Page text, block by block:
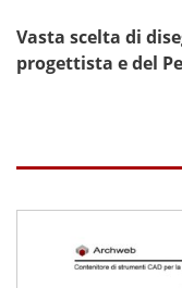
Vasta scelta di
progettista e del